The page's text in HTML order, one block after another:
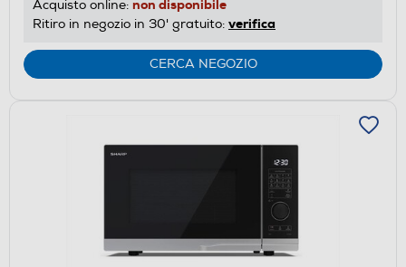
Acquisto online: non disponibile
Ritiro in negozio in 30' gratuito: verifica
CERCA NEGOZIO